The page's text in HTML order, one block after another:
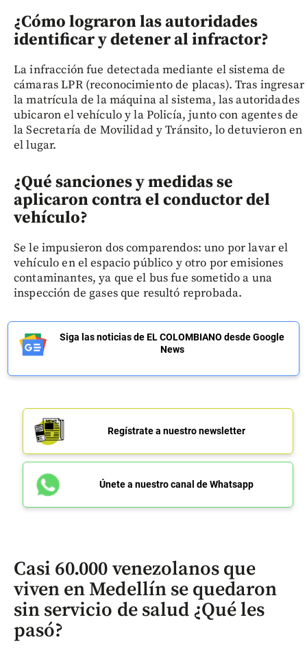
¿Cómo lograron las autoridades
identificar y detener al infractor?
La infracción fue detectada mediante el sistema de
cámaras LPR (reconocimiento de placas). Tras ingresar
la matrícula de la máquina al sistema, las autoridades
ubicaron el vehículo y la Policía, junto con agentes de
la Secretaría de Movilidad y Tránsito, lo detuvieron en
el lugar.
¿Qué sanciones y medidas se
aplicaron contra el conductor del
vehículo?
Se le impusieron dos comparendos: uno por lavar el
vehículo en el espacio público y otro por emisiones
contaminantes, ya que el bus fue sometido a una
inspección de gases que resultó reprobada.
Siga las noticias de EL COLOMBIANO desde Google
News
Regístrate a nuestro newsletter
Únete a nuestro canal de Whatsapp
Casi 60.000 venezolanos que
viven en Medellín se quedaron
sin servicio de salud ¿Qué les
pasó?